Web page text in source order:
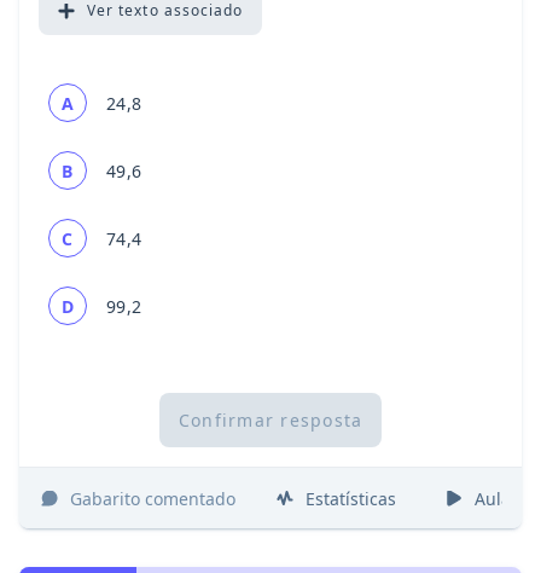
Ver texto associado
A 24,8
B 49,6
C 74,4
D 99,2
Confirmar resposta
Gabarito comentado Estatísticas Aulas